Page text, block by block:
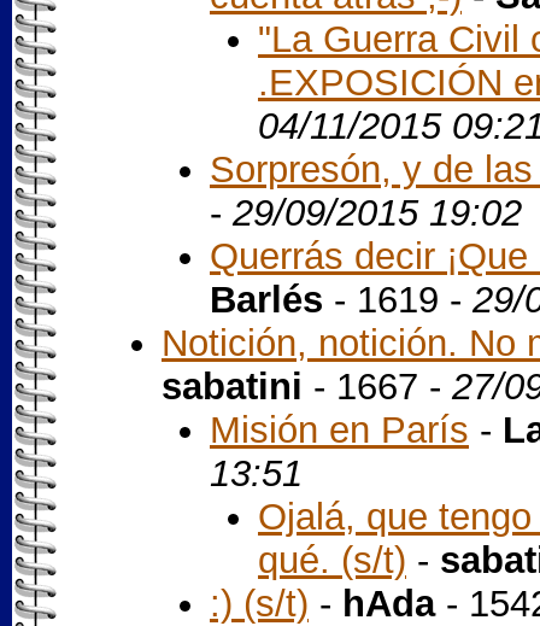
"La Guerra Civil
.EXPOSICIÓN
04/11/2015
Sorpresón, y de
-29/09/2015 19:02
Querrás decir
Barlés - 1619 -29/
Notición, notición. No
sabatini - 1667 -27/
Misión en París -
13:51
Ojalá, que
qué. (s/t) -
:) (s/t) - hAda-